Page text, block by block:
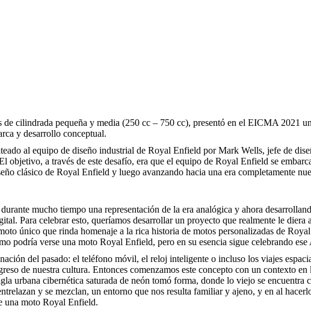
cilindrada pequeña y media (250 cc – 750 cc), presentó en el EICMA 2021
y desarrollo conceptual.
al equipo de diseño industrial de Royal Enfield por Mark Wells, jefe de
objetivo, a través de este desafío, era que el equipo de Royal Enfield se
clásico de Royal Enfield y luego avanzando hacia una era completamente
mucho tiempo una representación de la era analógica y ahora
Para celebrar esto, queríamos desarrollar un proyecto que realmente le
único que rinda homenaje a la rica historia de motos personalizadas de
podría verse una moto Royal Enfield, pero en su esencia sigue celebrando
del pasado: el teléfono móvil, el reloj inteligente o incluso los viajes
de nuestra cultura. Entonces comenzamos este concepto con un contexto
urbana cibernética saturada de neón tomó forma, donde lo viejo se
y se mezclan, un entorno que nos resulta familiar y ajeno, y en al
una moto Royal Enfield.